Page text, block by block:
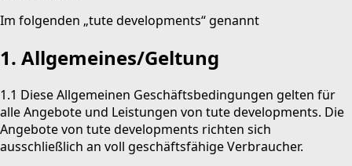
Im folgenden „tute developments“ genannt
1. Allgemeines/Geltung
1.1 Diese Allgemeinen Geschäftsbedingungen gelten für
alle Angebote und Leistungen von tute developments. Die
Angebote von tute developments richten sich
ausschließlich an voll geschäftsfähige Verbraucher.